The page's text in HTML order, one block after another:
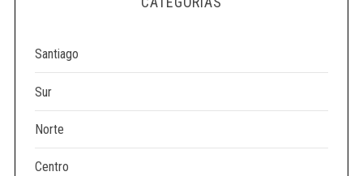
Santiago
Sur
Norte
Centro
c
h
o
: